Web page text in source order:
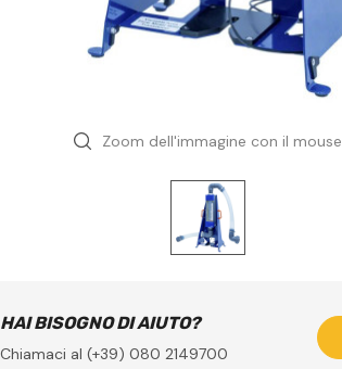
Zoom dell'immagine con il mouse
HAI BISOGNO DI AIUTO?
Chiamaci al (+39) 080 2149700